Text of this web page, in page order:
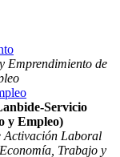
Emprendimiento de
Servicio
y Empleo)
Activación Laboral
Trabajo y